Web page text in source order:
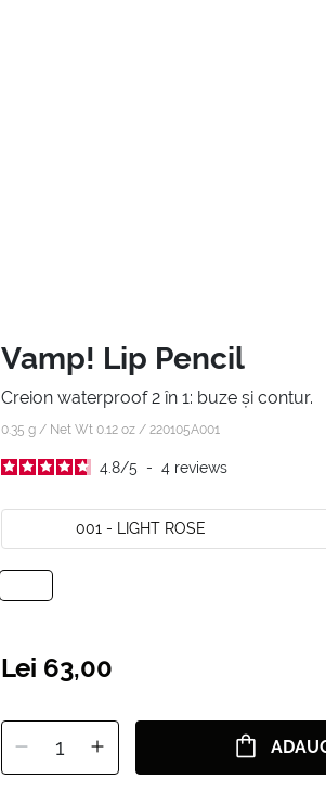
Vamp! Lip Pencil
Creion waterproof 2 în 1: buze și contur.
0.35 g / Net Wt 0.12 oz / 220105A001
4.8/5 - 4 reviews
001 - LIGHT ROSE
Lei 63,00
1